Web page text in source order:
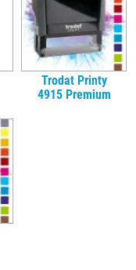
Trodat Printy
4915 Premium